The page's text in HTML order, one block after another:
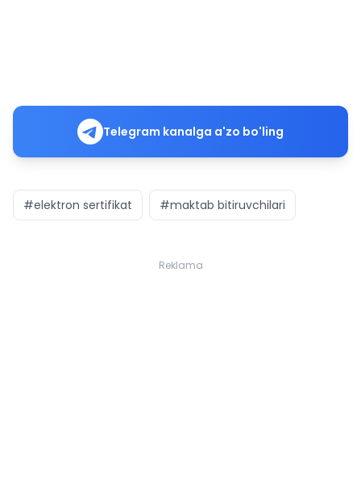
Telegram kanalga a'zo bo'ling
#elektron sertifikat #maktab bitiruvchilari
Reklama